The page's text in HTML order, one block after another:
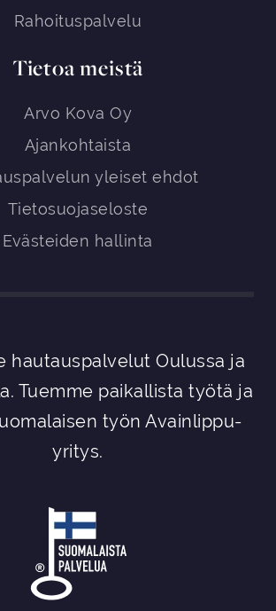
Rahoituspalvelu
Tietoa meistä
Arvo Kova Oy
Ajankohtaista
yleiset ehdot
Tietosuojaseloste
Evästeiden hallinta
hautauspalvelut Oulussa ja
Tuemme paikallista työtä ja
työn Avainlippu-
yritys.